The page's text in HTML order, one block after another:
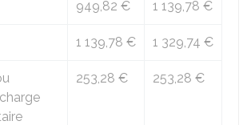
949,82 € 1 139,78 €
1 139,78 € 1 329,74 €
253,28 € 253,28 €